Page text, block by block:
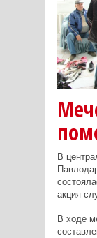
В
акция
В ходе